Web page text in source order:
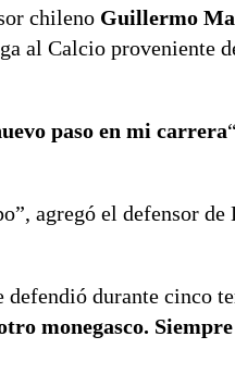
chileno Guillermo
al Calcio proveniente
paso en mi carrera
agregó el defensor de
durante cinco
monegasco.